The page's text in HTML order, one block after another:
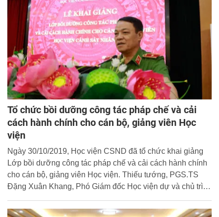
Tổ chức bồi dưỡng công tác pháp chế và cải
cách hành chính cho cán bộ, giảng viên Học
viện
Ngày 30/10/2019, Học viện CSND đã tổ chức khai giảng
Lớp bồi dưỡng công tác pháp chế và cải cách hành chính
cho cán bộ, giảng viên Học viện. Thiếu tướng, PGS.TS
Đặng Xuân Khang, Phó Giám đốc Học viện dự và chủ trì